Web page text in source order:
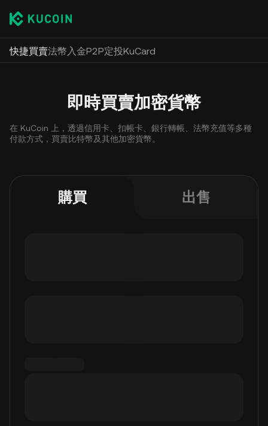
快捷買賣法幣入金P2P定投KuCard
即時買賣加密貨幣
在 KuCoin 上，透過信用卡、扣帳卡、銀行轉帳、法幣充值等多種
付款方式，買賣比特幣及其他加密貨幣。
購買 出售